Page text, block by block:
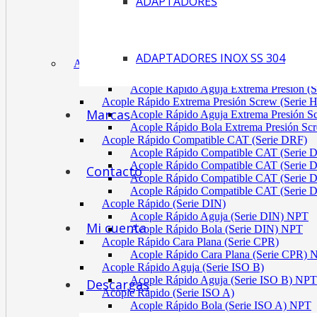
ADAPTADORES INOX SS 304
Marcas
Contacto
Mi cuenta
Descargas
ACÓPLES RÁPIDOS
Acople Rápido Aguja Extrema Presión
Acople Rápido Extrema Presión Screw (Serie
Acople Rápido Aguja Extrema Presión
Acople Rápido Bola Extrema Presión
Acople Rápido Compatible CAT (Serie DRF)
Acople Rápido Compatible CAT (Serie
Acople Rápido Compatible CAT (Serie
Acople Rápido Compatible CAT (Serie
Acople Rápido Compatible CAT (Serie
Acople Rápido (Serie DIN)
Acople Rápido Aguja (Serie DIN) NPT
Acople Rápido Bola (Serie DIN) NPT
Acople Rápido Cara Plana (Serie CPR)
Acople Rápido Cara Plana (Serie CPR)
Acople Rápido Aguja (Serie ISO B)
Acople Rápido Aguja (Serie ISO B) NPT
Acople Rápido (Serie ISO A)
Acople Rápido Bola (Serie ISO A) NPT